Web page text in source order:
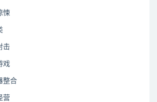
悚
击
戏
整合
营